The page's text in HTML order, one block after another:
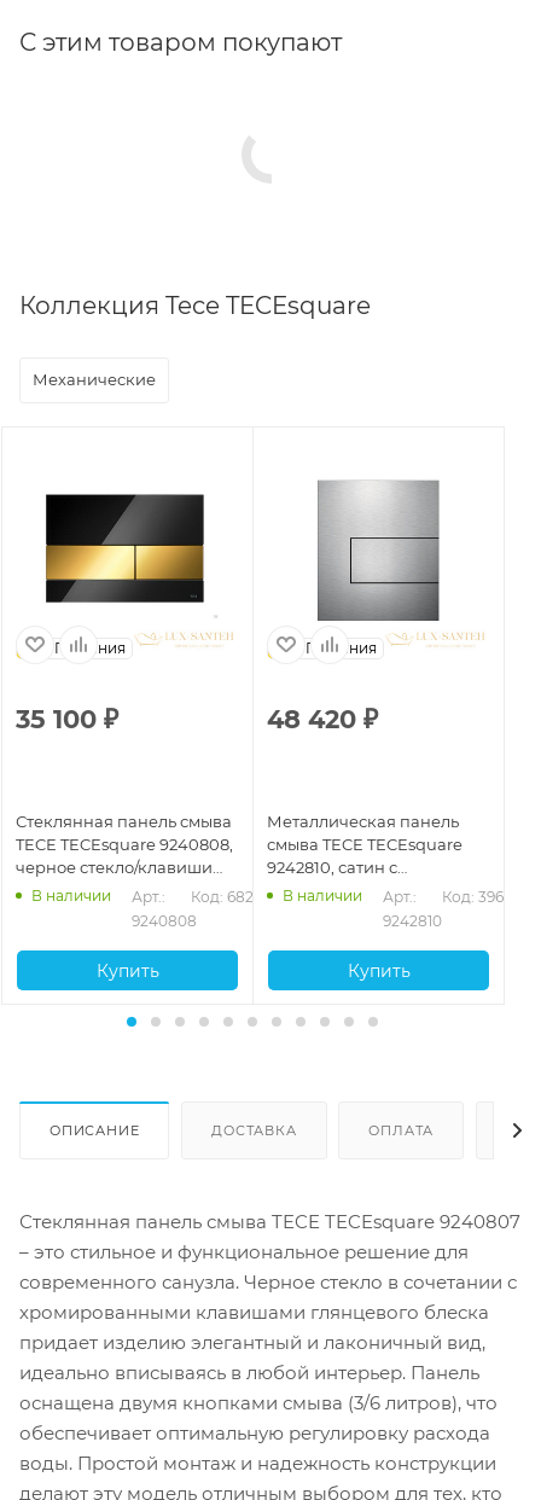
С этим товаром покупают
Коллекция Tece TECEsquare
Механические
Германия
35 100 ₽
Стеклянная панель смыва
TECE TECEsquare 9240808,
черное стекло/клавиши
позолоченные
В наличии
Арт.:
9240808
Код: 68242
Купить
Германия
48 420 ₽
Металлическая панель
смыва TECE TECEsquare
9242810, сатин с
покрытием против
отпечатков пальцев
В наличии
Арт.:
9242810
Код: 39639
Купить
ОПИСАНИЕ ДОСТАВКА ОПЛАТА
Стеклянная панель смыва TECE TECEsquare 9240807
– это стильное и функциональное решение для
современного санузла. Черное стекло в сочетании с
хромированными клавишами глянцевого блеска
придает изделию элегантный и лаконичный вид,
идеально вписываясь в любой интерьер. Панель
оснащена двумя кнопками смыва (3/6 литров), что
обеспечивает оптимальную регулировку расхода
воды. Простой монтаж и надежность конструкции
делают эту модель отличным выбором для тех, кто